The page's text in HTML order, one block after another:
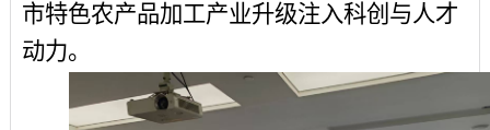
市特色农产品加工产业升级注入科创与人才
动力。